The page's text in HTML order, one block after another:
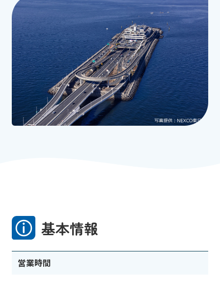
基本情報
営業時間